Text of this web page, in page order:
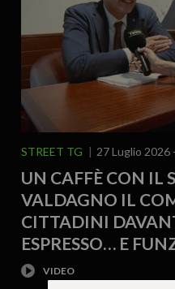
STREET TG 27 Luglio 2026
UN CAFFÈ CON IL
VALDAGNO IL
CITTADINI
ESPRESSO… E